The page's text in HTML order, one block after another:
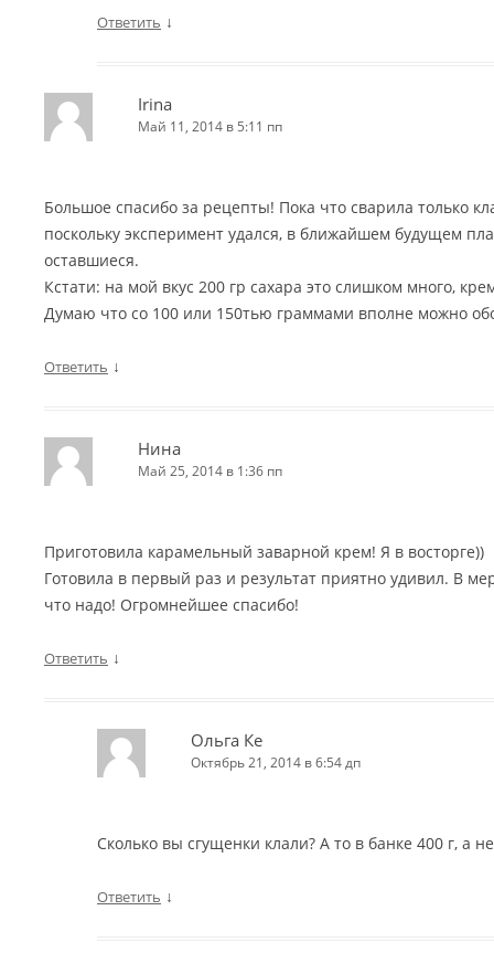
Ответить ↓
Irina
Май 11, 2014 в 5:11 пп
Большое спасибо за рецепты! Пока что сварила только
поскольку эксперимент удался, в ближайшем будущем
оставшиеся.
Кстати: на мой вкус 200 гр сахара это слишком много,
Думаю что со 100 или 150тью граммами вполне можно
Ответить ↓
Нина
Май 25, 2014 в 1:36 пп
Приготовила карамельный заварной крем! Я в восторге))
Готовила в первый раз и результат приятно удивил. В
что надо! Огромнейшее спасибо!
Ответить ↓
Ольга Ке
Октябрь 21, 2014 в 6:54 дп
Сколько вы сгущенки клали? А то в банке 400 г, а
Ответить ↓